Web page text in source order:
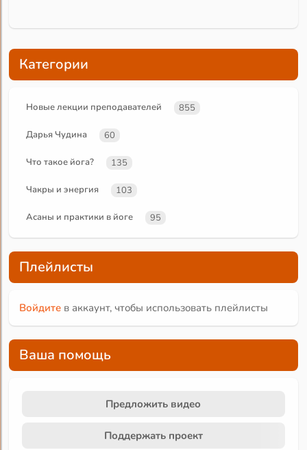
Категории
Новые лекции преподавателей 855
Дарья Чудина 60
Что такое йога? 135
Чакры и энергия 103
Асаны и практики в йоге 95
Плейлисты
Войдите в аккаунт, чтобы использовать плейлисты
Ваша помощь
Предложить видео
Поддержать проект